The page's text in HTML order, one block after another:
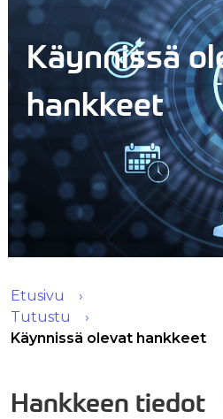
Käynnissä
hankkeet
Etusivu
Tutustu
Käynnissä olevat hankkeet
Hankkeen tiedot